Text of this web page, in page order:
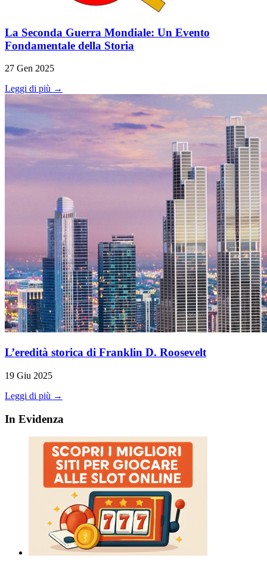
La Seconda Guerra Mondiale: Un Evento
Fondamentale della Storia
27 Gen 2025
Leggi di più →
L’eredità storica di Franklin D. Roosevelt
19 Giu 2025
Leggi di più →
In Evidenza